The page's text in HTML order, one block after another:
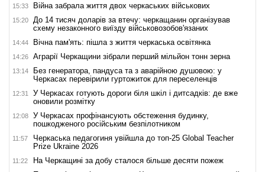
15:33 Війна забрала життя двох черкаських військових
15:20
До 14 тисяч доларів за втечу: черкащанин організував
схему незаконного виїзду військовозобов'язаних
14:44 Вічна пам'ять: пішла з життя черкаська освітянка
14:26 Аграрії Черкащини зібрали перший мільйон тонн зерна
13:14
Без генератора, пандуса та з аварійною душовою: у
Черкасах перевірили гуртожиток для переселенців
12:31
У Черкасах готують дороги біля шкіл і дитсадків: де вже
оновили розмітку
12:08
У Черкасах профінансують обстеження будинку,
пошкодженого російським безпілотником
11:57
Черкаська педагогиня увійшла до топ-25 Global Teacher
Prize Ukraine 2026
11:22 На Черкащині за добу сталося більше десяти пожеж